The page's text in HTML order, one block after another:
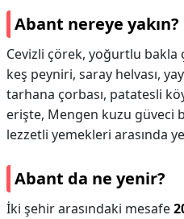
Abant nereye yakın?
Cevizli çörek, yoğurtlu bakla
keş peyniri, saray helvası,
tarhana çorbası, patatesli
erişte, Mengen kuzu güveci
lezzetli yemekleri arasında
Abant da ne yenir?
İki şehir arasındaki mesafe